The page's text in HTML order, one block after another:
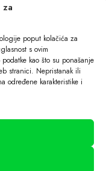
za
poput kolačića za
s ovim
kao što su ponašanje
stranici. Nepristanak ili
određene karakteristike i